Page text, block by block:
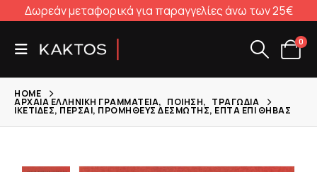
Δωρεάν μεταφορικά για παραγγελίες άνω των 25€
0
HOME
ΑΡΧΑΊΑ ΕΛΛΗΝΙΚΉ ΓΡΑΜΜΑΤΕΊΑ, ΠΟΊΗΣΗ, ΤΡΑΓΩΔΊΑ
ΙΚΈΤΙΔΕΣ, ΠΈΡΣΑΙ, ΠΡΟΜΗΘΕΎΣ ΔΕΣΜΏΤΗΣ, ΕΠΤΆ ΕΠΊ ΘΉΒΑΣ